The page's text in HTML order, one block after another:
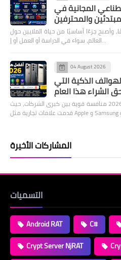
المجانية في
وأصبح جزءًا أساسيًا من حياة الملايين حول
العالم، سواء في الدراسة أو العمل أو إ…
04 August 2026
| أقوى الهواتف الذكية التي
الشراء هذا العام
يشهد سوق الهواتف الذكية في عام 2026 منافسة قوية بين كبرى الشركات، حيث
المشاركات الأخيرة
التسميات
Android RAT C#
Crypt Server NjRAT